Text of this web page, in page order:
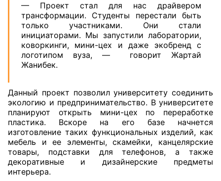
— Проект стал для нас драйвером
трансформации. Студенты перестали быть
только участниками. Они стали
инициаторами. Мы запустили лаборатории,
коворкинги, мини-цех и даже экобренд с
логотипом вуза, — говорит Жартай
Жанибек.
Данный проект позволил университету соединить
экологию и предпринимательство. В университете
планируют открыть мини-цех по переработке
пластика. Вскоре на его базе начнется
изготовление таких функциональных изделий, как
мебель и ее элементы, скамейки, канцелярские
товары, подставки для телефонов, а также
декоративные и дизайнерские предметы
интерьера.